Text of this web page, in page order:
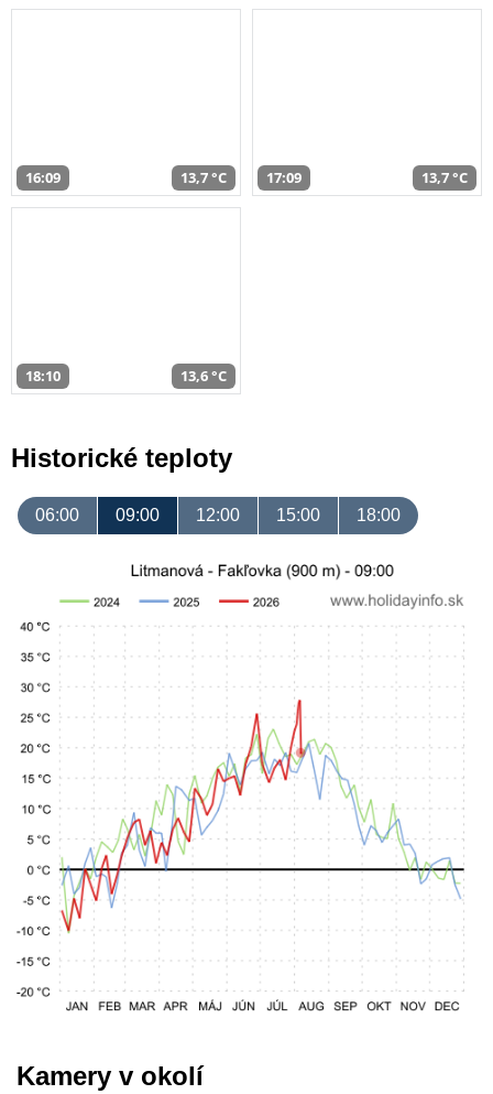
16:09 13,7 °C 17:09 13,7 °C
18:10 13,6 °C
Historické teploty
06:00 09:00 12:00 15:00 18:00
Kamery v okolí